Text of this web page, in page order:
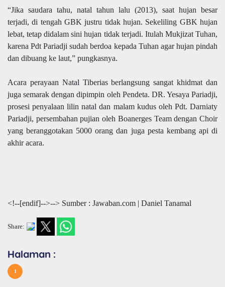
“Jika saudara tahu, natal tahun lalu (2013), saat hujan besar
terjadi, di tengah GBK justru tidak hujan. Sekeliling GBK hujan
lebat, tetap didalam sini hujan tidak terjadi. Itulah Mukjizat Tuhan,
karena Pdt Pariadji sudah berdoa kepada Tuhan agar hujan pindah
dan dibuang ke laut,” pungkasnya.
Acara perayaan Natal Tiberias berlangsung sangat khidmat dan
juga semarak dengan dipimpin oleh Pendeta. DR. Yesaya Pariadji,
prosesi penyalaan lilin natal dan malam kudus oleh Pdt. Darniaty
Pariadji, persembahan pujian oleh Boanerges Team dengan Choir
yang beranggotakan 5000 orang dan juga pesta kembang api di
akhir acara.
<!--[endif]-->--> Sumber : Jawaban.com | Daniel Tanamal
Share:
Halaman :
1